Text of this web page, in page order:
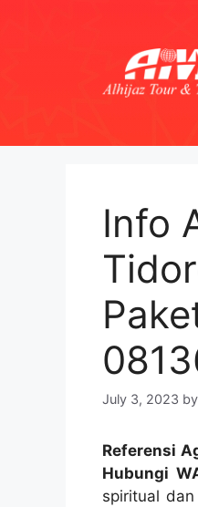
Info
July 3, 2023 by
Referensi
Hubungi
spiritual